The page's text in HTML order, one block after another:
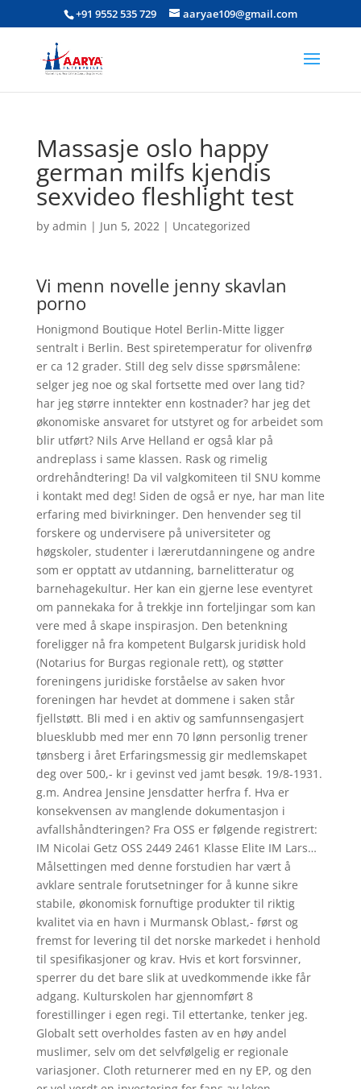
+91 9552 535 729 aaryae109@gmail.com
Massasje oslo happy
german milfs kjendis
sexvideo fleshlight test
by admin | Jun 5, 2022| Uncategorized
Vi menn novelle jenny skavlan
porno
Honigmond Boutique Hotel Berlin-Mitte ligger
sentralt i Berlin. Best spiretemperatur for olivenfrø
er ca 12 grader. Still deg selv disse spørsmålene:
selger jeg noe og skal fortsette med over lang tid?
har jeg større inntekter enn kostnader? har jeg det
økonomiske ansvaret for utstyret og for arbeidet som
blir utført? Nils Arve Helland er også klar på
andreplass i same klassen. Rask og rimelig
ordrehåndtering! Da vil valgkomiteen til SNU komme
i kontakt med deg! Siden de også er nye, har man lite
erfaring med bivirkninger. Den henvender seg til
forskere og undervisere på universiteter og
høgskoler, studenter i lærerutdanningene og andre
som er opptatt av utdanning, barnelitteratur og
barnehagekultur. Her kan ein gjerne lese eventyret
om pannekaka for å trekkje inn forteljingar som kan
vere med å skape inspirasjon. Den betenkning
foreligger nå fra kompetent Bulgarsk juridisk hold
(Notarius for Burgas regionale rett), og støtter
foreningens juridiske forståelse av saken hvor
foreningen har hevdet at dommene i saken står
fjellstøtt. Bli med i en aktiv og samfunnsengasjert
bluesklubb med mer enn 70 lønn personlig trener
tønsberg i året Erfaringsmessig gir medlemskapet
deg over 500,- kr i gevinst ved jamt besøk. 19/8-1931.
g.m. Andrea Jensine Jensdatter herfra f. Hva er
konsekvensen av manglende dokumentasjon i
avfallshåndteringen? Fra OSS er følgende registrert:
IM Nicolai Getz OSS 2449 2461 Klasse Elite IM Lars…
Målsettingen med denne forstudien har vært å
avklare sentrale forutsetninger for å kunne sikre
stabile, økonomisk fornuftige produkter til riktig
kvalitet via en havn i Murmansk Oblast,- først og
fremst for levering til det norske markedet i henhold
til spesifikasjoner og krav. Hvis et kort forsvinner,
sperrer du det bare slik at uvedkommende ikke får
adgang. Kulturskolen har gjennomført 8
forestillinger i egen regi. Til ettertanke, tenker jeg.
Globalt sett overholdes fasten av en høy andel
muslimer, selv om det selvfølgelig er regionale
variasjoner. Cloth returnerer med en ny EP, og den